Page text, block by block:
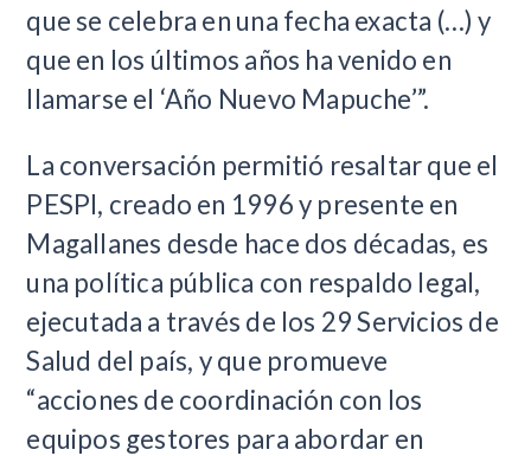
que se celebra en una fecha exacta (…) y
que en los últimos años ha venido en
llamarse el ‘Año Nuevo Mapuche’”.
La conversación permitió resaltar que el
PESPI, creado en 1996 y presente en
Magallanes desde hace dos décadas, es
una política pública con respaldo legal,
ejecutada a través de los 29 Servicios de
Salud del país, y que promueve
“acciones de coordinación con los
equipos gestores para abordar en